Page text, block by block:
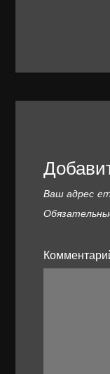
Ваш адрес